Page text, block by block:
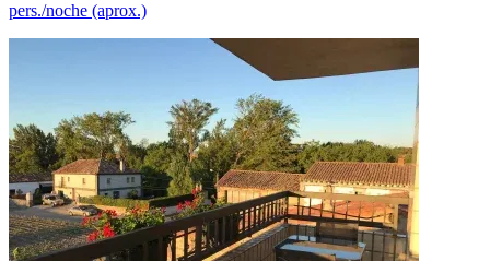
pers./noche (aprox.)